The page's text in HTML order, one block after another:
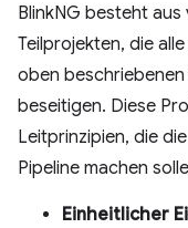
BlinkNG besteht
Teilprojekten, die
oben
beseitigen. Diese
Leitprinzipien, die
Pipeline machen
Einheitlicher